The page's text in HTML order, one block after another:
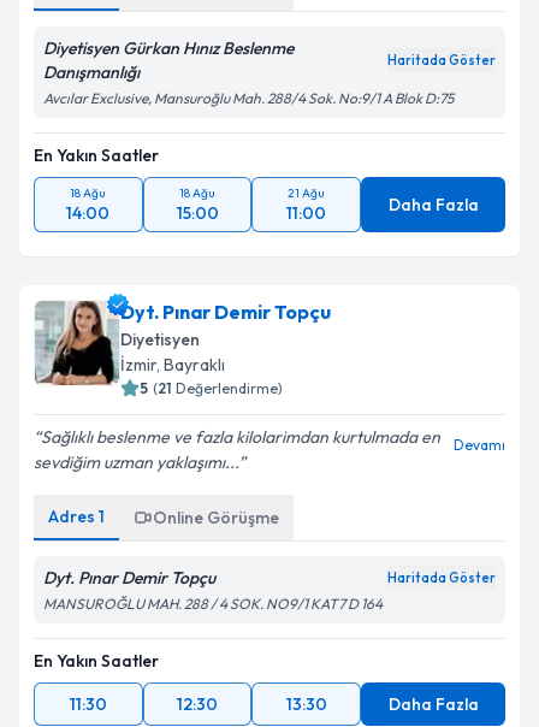
Diyetisyen Gürkan Hınız Beslenme
Danışmanlığı
Haritada Göster
Avcılar Exclusive, Mansuroğlu Mah. 288/4 Sok. No:9/1 A Blok D:75
En Yakın Saatler
18 Ağu
14:00
18 Ağu
15:00
21 Ağu
11:00 Daha Fazla
Dyt. Pınar Demir Topçu
Diyetisyen
İzmir, Bayraklı
5 (21 Değerlendirme)
Sağlıklı beslenme ve fazla kilolarimdan kurtulmada en
sevdiğim uzman yaklaşımı...
Devamı
Adres 1 Online Görüşme
Dyt. Pınar Demir Topçu Haritada Göster
MANSUROĞLU MAH. 288 / 4 SOK. NO9/1 KAT7 D 164
En Yakın Saatler
11:30
12:30 13:30 Daha Fazla